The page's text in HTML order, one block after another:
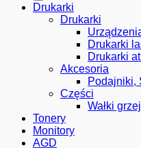
Drukarki
Drukarki
Drukarki
Drukarki
Akcesoria
Podajniki,
Części
Wałki
Tonery
Monitory
AGD